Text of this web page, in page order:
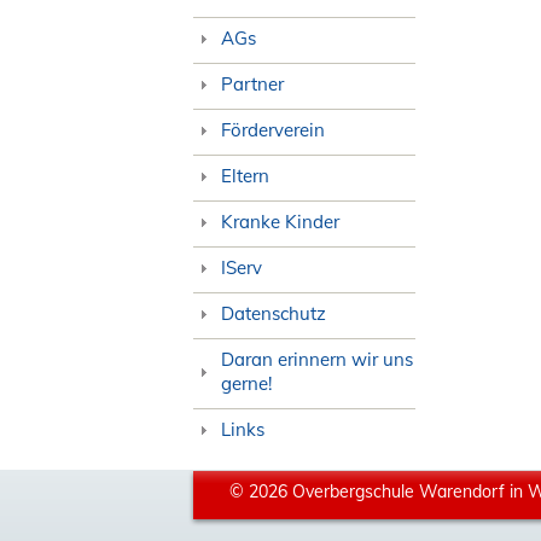
AGs
Partner
Förderverein
Eltern
Kranke Kinder
IServ
Datenschutz
Daran erinnern wir uns
gerne!
Links
© 2026 Overbergschule Warendorf in